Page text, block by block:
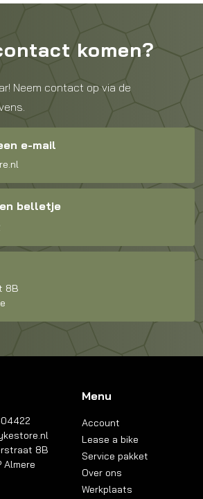
komen?
Neem contact op via de
e-mail
belletje
8B
8B
Almere
Menu
Account
Lease a bike
Service pakket
Over ons
Werkplaats